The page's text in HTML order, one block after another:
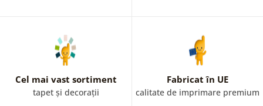
Cel mai vast sortiment
tapet și decorații
Fabricat în UE
calitate de imprimare premium